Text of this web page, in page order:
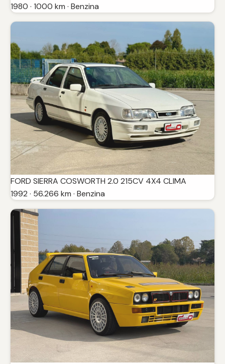
1980 · 1000 km · Benzina
FORD SIERRA COSWORTH 2.0 215CV 4X4 CLIMA
1992 · 56.266 km · Benzina